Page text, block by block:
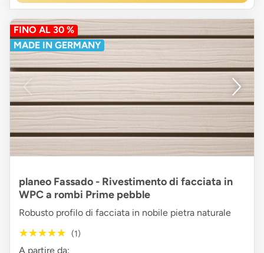
FINO AL 30 %
MADE IN GERMANY
planeo Fassado - Rivestimento di facciata in
WPC a rombi Prime pebble
Robusto profilo di facciata in nobile pietra naturale
★★★★★
★★★★★ (1)
A partire da: